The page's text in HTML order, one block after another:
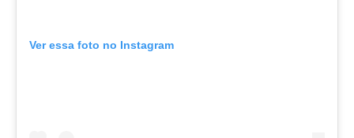
Ver essa foto no Instagram